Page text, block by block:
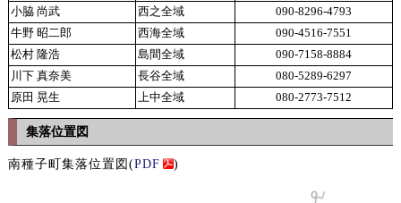
小脇 尚武
西之全域
090-8296-4793
牛野 昭二郎
西海全域
090-4516-7551
松村 隆浩
島間全域
090-7158-8884
川下 真奈美
長谷全域
080-5289-6297
原田 晃生
上中全域 080-2773-7512
集落位置図
南種子町集落位置図(PDF )